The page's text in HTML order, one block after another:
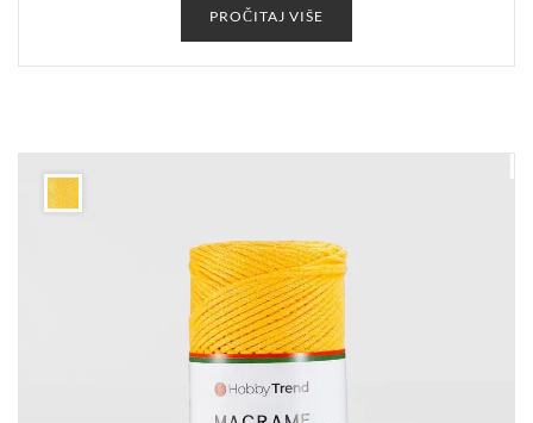
PROČITAJ VIŠE